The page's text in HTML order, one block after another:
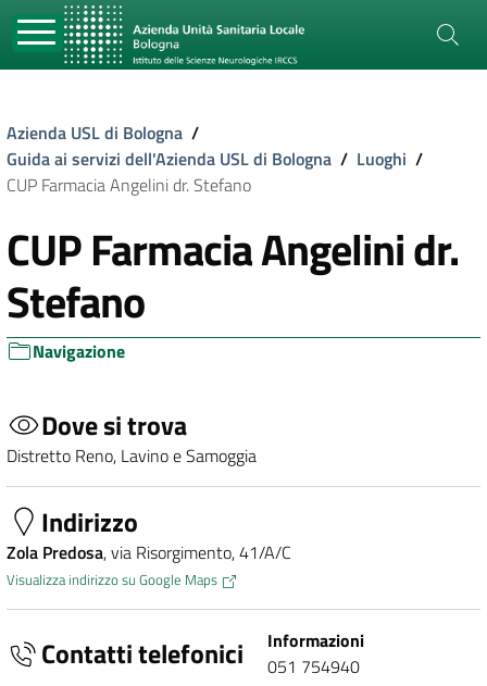
Azienda USL di Bologna /
Guida ai servizi dell'Azienda USL di Bologna / Luoghi /
CUP Farmacia Angelini dr. Stefano
CUP Farmacia Angelini dr.
Stefano
Navigazione
Dove si trova
Distretto Reno, Lavino e Samoggia
Indirizzo
Zola Predosa, via Risorgimento, 41/A/C
Visualizza indirizzo su Google Maps
Contatti telefonici
Informazioni
051 754940